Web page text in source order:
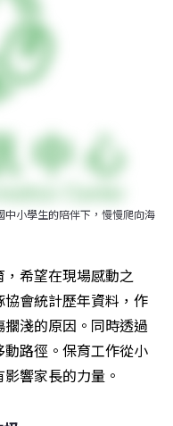
小學生的陪伴下，慢慢爬向海
希望在現場感動之
會統計歷年資料，作
淺的原因。同時透過
路徑。保育工作從小
響家長的力量。